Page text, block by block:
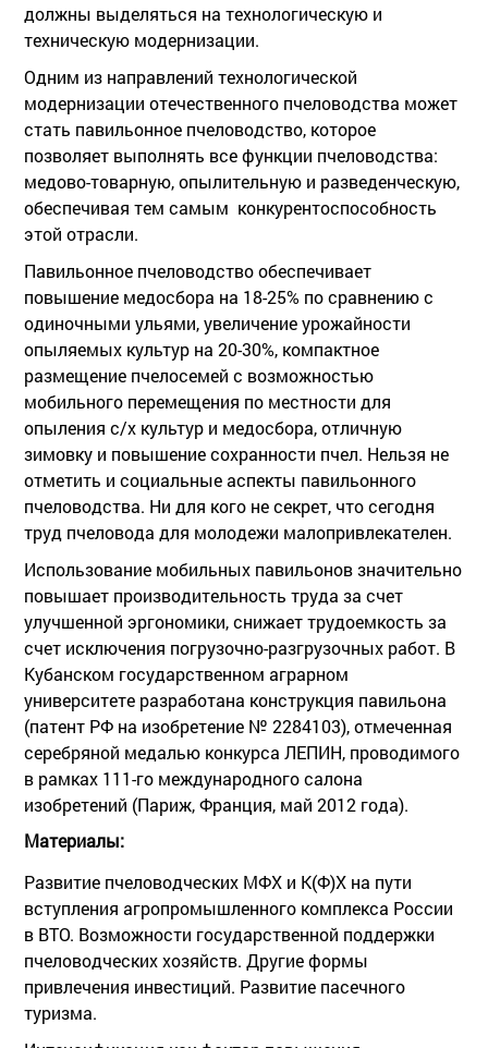
должны выделяться на технологическую и
техническую модернизации.
Одним из направлений технологической
модернизации отечественного пчеловодства может
стать павильонное пчеловодство, которое
позволяет выполнять все функции пчеловодства:
медово-товарную, опылительную и разведенческую,
обеспечивая тем самым конкурентоспособность
этой отрасли.
Павильонное пчеловодство обеспечивает
повышение медосбора на 18-25% по сравнению с
одиночными ульями, увеличение урожайности
опыляемых культур на 20-30%, компактное
размещение пчелосемей с возможностью
мобильного перемещения по местности для
опыления с/х культур и медосбора, отличную
зимовку и повышение сохранности пчел. Нельзя не
отметить и социальные аспекты павильонного
пчеловодства. Ни для кого не секрет, что сегодня
труд пчеловода для молодежи малопривлекателен.
Использование мобильных павильонов значительно
повышает производительность труда за счет
улучшенной эргономики, снижает трудоемкость за
счет исключения погрузочно-разгрузочных работ. В
Кубанском государственном аграрном
университете разработана конструкция павильона
(патент РФ на изобретение № 2284103), отмеченная
серебряной медалью конкурса ЛЕПИН, проводимого
в рамках 111-го международного салона
изобретений (Париж, Франция, май 2012 года).
Материалы:
Развитие пчеловодческих МФХ и К(Ф)Х на пути
вступления агропромышленного комплекса России
в ВТО. Возможности государственной поддержки
пчеловодческих хозяйств. Другие формы
привлечения инвестиций. Развитие пасечного
туризма.